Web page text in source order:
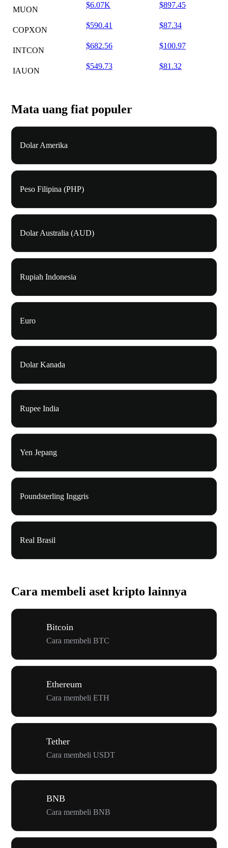
MUON
$6.07K $897.45
COPXON
$590.41 $87.34
INTCON
$682.56 $100.97
IAUON
$549.73 $81.32
Mata uang fiat populer
Dolar Amerika
Peso Filipina (PHP)
Dolar Australia (AUD)
Rupiah Indonesia
Euro
Dolar Kanada
Rupee India
Yen Jepang
Poundsterling Inggris
Real Brasil
Cara membeli aset kripto lainnya
Bitcoin
Cara membeli BTC
Ethereum
Cara membeli ETH
Tether
Cara membeli USDT
BNB
Cara membeli BNB